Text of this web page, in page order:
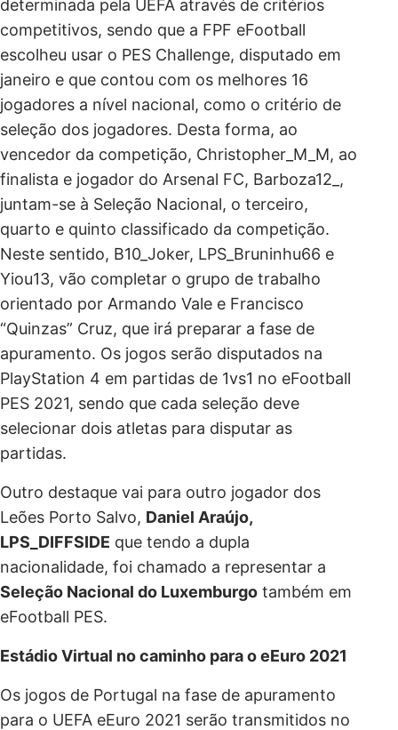
determinada pela UEFA através de critérios
competitivos, sendo que a FPF eFootball
escolheu usar o PES Challenge, disputado em
janeiro e que contou com os melhores 16
jogadores a nível nacional, como o critério de
seleção dos jogadores. Desta forma, ao
vencedor da competição, Christopher_M_M, ao
finalista e jogador do Arsenal FC, Barboza12_,
juntam-se à Seleção Nacional, o terceiro,
quarto e quinto classificado da competição.
Neste sentido, B10_Joker, LPS_Bruninhu66 e
Yiou13, vão completar o grupo de trabalho
orientado por Armando Vale e Francisco
“Quinzas” Cruz, que irá preparar a fase de
apuramento. Os jogos serão disputados na
PlayStation 4 em partidas de 1vs1 no eFootball
PES 2021, sendo que cada seleção deve
selecionar dois atletas para disputar as
partidas.
Outro destaque vai para outro jogador dos
Leões Porto Salvo, Daniel Araújo,
LPS_DIFFSIDE que tendo a dupla
nacionalidade, foi chamado a representar a
Seleção Nacional do Luxemburgo também em
eFootball PES.
Estádio Virtual no caminho para o eEuro 2021
Os jogos de Portugal na fase de apuramento
para o UEFA eEuro 2021 serão transmitidos no